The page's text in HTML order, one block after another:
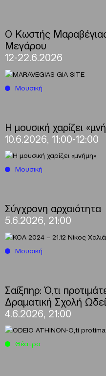
O Κωστής
Μεγάρου
12-22.6.2026
Μουσική
Η μουσική χαρίζει
10.6.2026, 11:00-12:00
Μουσική
Σύγχρονη αρχαιότητα
5.6.2026, 21:00
Μουσική
Σαίξπηρ: Ό,τι
Δραματική Σχολή
4.6.2026, 21:00
Θέατρο